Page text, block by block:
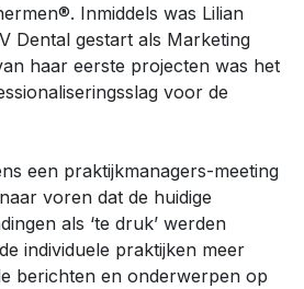
Inmiddels was Lilian
Dental gestart als Marketing
haar eerste projecten was het
voor de
een praktijkmanagers-meeting
voren dat de huidige
als ‘te druk’ werden
individuele praktijken meer
berichten en onderwerpen op